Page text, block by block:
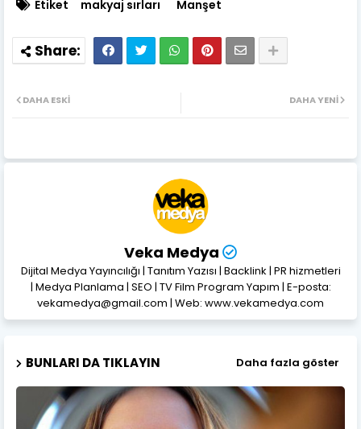
Etiket makyaj sırları Manşet
DAHA YENI
DAHA ESKI
Veka Medya
Dijital Medya Yayıncılığı | Tanıtım Yazısı | Backlink | PR hizmetleri
| Medya Planlama | SEO | TV Film Program Yapım | E-posta:
vekamedya@gmail.com | Web: www.vekamedya.com
BUNLARI DA TIKLAYIN Daha fazla göster